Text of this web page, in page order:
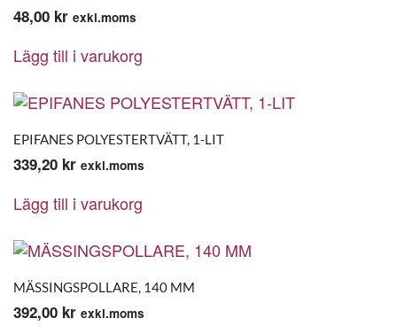
48,00 kr exkl.moms
Lägg till i varukorg
EPIFANES POLYESTERTVÄTT, 1-LIT
339,20 kr exkl.moms
Lägg till i varukorg
MÄSSINGSPOLLARE, 140 MM
392,00 kr exkl.moms